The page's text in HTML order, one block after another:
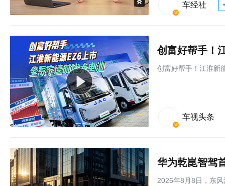
车经社
创富好帮手！
创富好帮手！江淮新
车视头条
华为乾崑智驾
2026年8月8日，东